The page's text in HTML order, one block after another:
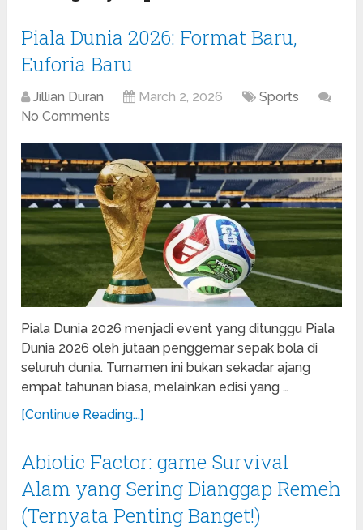
Piala Dunia 2026: Format Baru,
Euforia Baru
Jillian Duran March 2, 2026
Sports
No Comments
Piala Dunia 2026 menjadi event yang ditunggu Piala
Dunia 2026 oleh jutaan penggemar sepak bola di
seluruh dunia. Turnamen ini bukan sekadar ajang
empat tahunan biasa, melainkan edisi yang …
[Continue Reading...]
Abiotic Factor: game Survival
Alam yang Sering Dianggap Remeh
(Ternyata Penting Banget!)